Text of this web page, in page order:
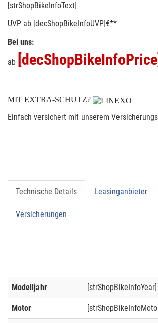
[strShopBikeInfoText]
UVP ab [decShopBikeInfoUVP]€**
Bei uns:
ab [decShopBikeInfoPrice]
MIT EXTRA-SCHUTZ?
Einfach versichert mit unserem
Technische Details Leasinganbieter
Versicherungen
Modelljahr [strShopBikeInfoYear]
Motor